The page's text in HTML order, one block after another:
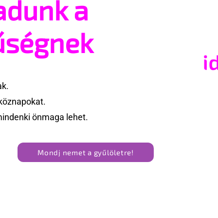
közben anyu a
önmaga lehet.
Mondj nemet a gyűlöletre!